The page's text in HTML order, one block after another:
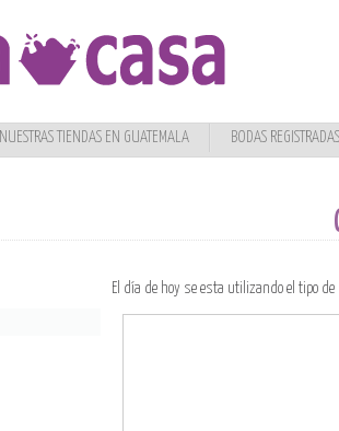
NUESTRAS TIENDAS EN GUATEMALA BODAS REGISTRADAS
El día de hoy se esta utilizando el tipo de